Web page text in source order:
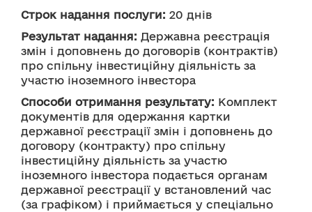
Строк надання послуги: 20 днів
Результат надання: Державна реєстрація
змін і доповнень до договорів (контрактів)
про спільну інвестиційну діяльність за
участю іноземного інвестора
Способи отримання результату: Комплект
документів для одержання картки
державної реєстрації змін і доповнень до
договору (контракту) про спільну
інвестиційну діяльність за участю
іноземного інвестора подається органам
державної реєстрації у встановлений час
(за графіком) і приймається у спеціально